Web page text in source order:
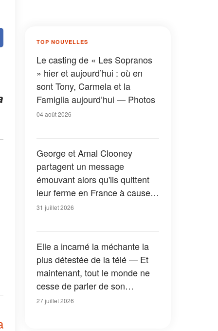
TOP NOUVELLES
Le casting de « Les Sopranos
» hier et aujourd’hui : où en
sont Tony, Carmela et la
Famiglia aujourd’hui — Photos
04 août 2026
George et Amal Clooney
partagent un message
émouvant alors qu'ils quittent
leur ferme en France à cause
des feux de forêt — Tous les
31 juillet 2026
Elle a incarné la méchante la
plus détestée de la télé — Et
maintenant, tout le monde ne
cesse de parler de son
apparition dans la nouvelle
27 juillet 2026